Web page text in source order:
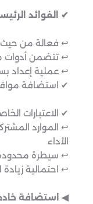
✔ الفوائد
↩︎ فعالة من حيث
↩︎ تتضمن أدوات
↩︎ عملية إعداد
✔ استضافة
✔ الاعتبارات
↩︎ الموارد
الأداء
↩︎ سيطرة محدودة
↩︎ احتمالية زيادة
◀︎ استضافة